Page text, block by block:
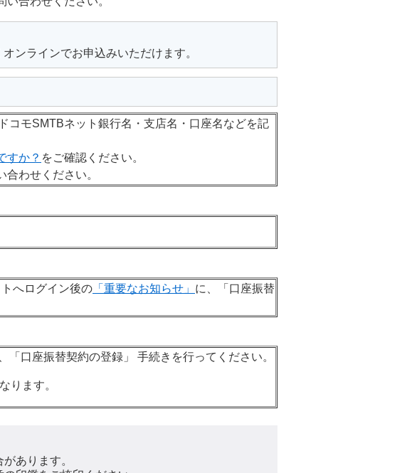
ンラインでお申込みいただけます。
コモSMTBネット銀行名・支店名・口座名などを記
すか？ をご確認ください。
わせください。
へログイン後の 「重要なお知らせ」 に、「口座振替
「口座振替契約の登録」 手続きを行ってください。
ります。
あります。